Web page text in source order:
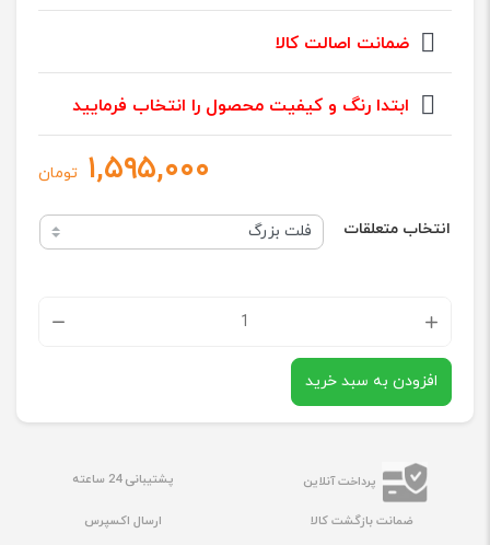
ضمانت اصالت کالا
ابتدا رنگ و کیفیت محصول را انتخاب فرمایید
۱,۵۹۵,۰۰۰ تومان
انتخاب متعلقات
دی
افزودن به سبد خرید
پرداخت آنلاین پشتیبانی 24 ساعته
ضمانت بازگشت کالا
ارسال اکسپرس